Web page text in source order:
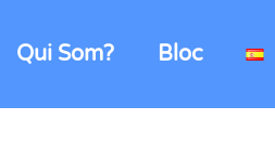
Qui Som? Bloc